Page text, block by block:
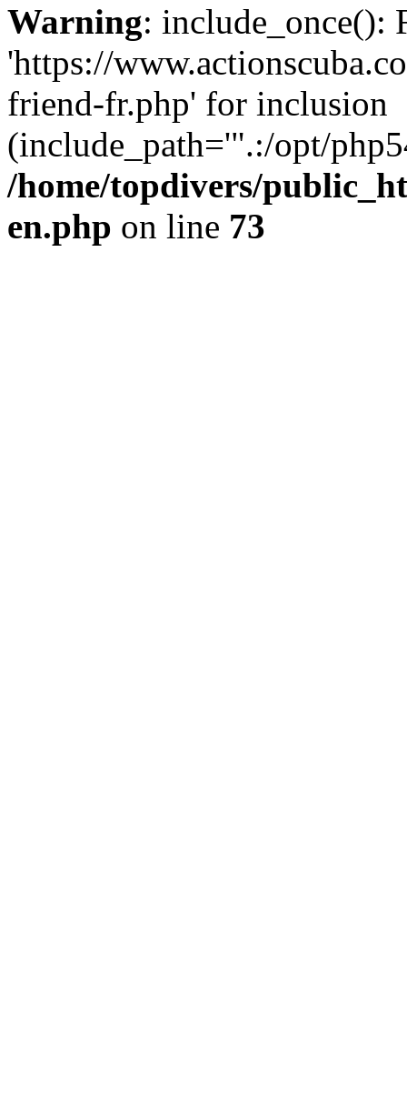
Warning: include_once():
'https://
friend-fr.php' for inclusion
(include_path='".:/opt/
/home/topdivers/
en.php on line 73